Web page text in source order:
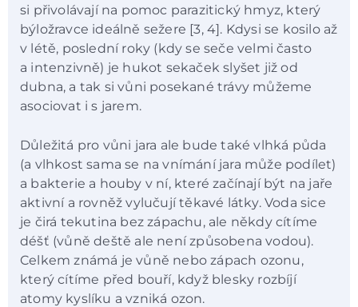
si přivolávají na pomoc parazitický hmyz, který
býložravce ideálně sežere [3, 4]. Kdysi se kosilo až
v létě, poslední roky (kdy se seče velmi často
a intenzivně) je hukot sekaček slyšet již od
dubna, a tak si vůni posekané trávy můžeme
asociovat i s jarem.
Důležitá pro vůni jara ale bude také vlhká půda
(a vlhkost sama se na vnímání jara může podílet)
a bakterie a houby v ní, které začínají být na jaře
aktivní a rovněž vylučují těkavé látky. Voda sice
je čirá tekutina bez zápachu, ale někdy cítíme
déšť (vůně deště ale není způsobena vodou).
Celkem známá je vůně nebo zápach ozonu,
který cítíme před bouří, když blesky rozbíjí
atomy kyslíku a vzniká ozon.